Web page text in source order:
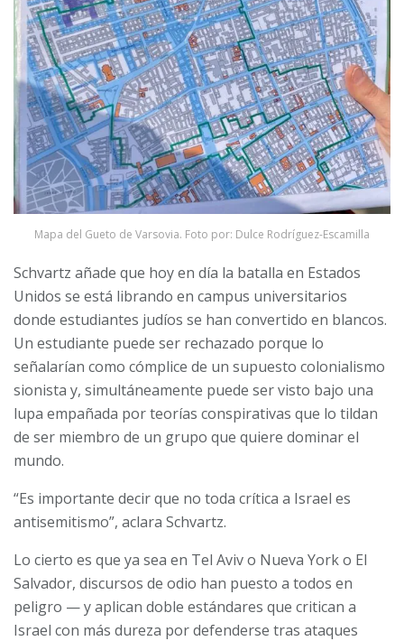
Mapa del Gueto de Varsovia. Foto por: Dulce Rodríguez-Escamilla
Schvartz añade que hoy en día la batalla en Estados
Unidos se está librando en campus universitarios
donde estudiantes judíos se han convertido en blancos.
Un estudiante puede ser rechazado porque lo
señalarían como cómplice de un supuesto colonialismo
sionista y, simultáneamente puede ser visto bajo una
lupa empañada por teorías conspirativas que lo tildan
de ser miembro de un grupo que quiere dominar el
mundo.
“Es importante decir que no toda crítica a Israel es
antisemitismo”, aclara Schvartz.
Lo cierto es que ya sea en Tel Aviv o Nueva York o El
Salvador, discursos de odio han puesto a todos en
peligro — y aplican doble estándares que critican a
Israel con más dureza por defenderse tras ataques